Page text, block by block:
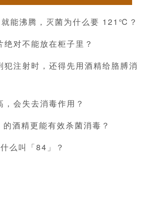
能沸腾，灭菌为什么要 121℃？
绝对不能放在柜子里？
犯注射时，还得先用酒精给胳膊消
，会失去消毒作用？
酒精更能有效杀菌消毒？
么叫「84」？